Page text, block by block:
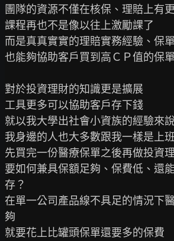
團隊的資源不僅在核保、理賠上有
課程再也不是像以往上激勵課了
而是真真實實的理賠實務經驗、保
也能夠協助客戶買到高ＣＰ值的保單
對於投資理財的知識更是擴展
工具更多可以協助客戶存下錢
就以我大學出社會小資族的經驗來
我身邊的人也大多數跟我一樣是上
先買完一份醫療保單之後再做投資
要如何兼具保額足夠、保費低、還
存？
在單一公司產品線不具足的情況下
夠
就要花上比罐頭保單還要多的保費